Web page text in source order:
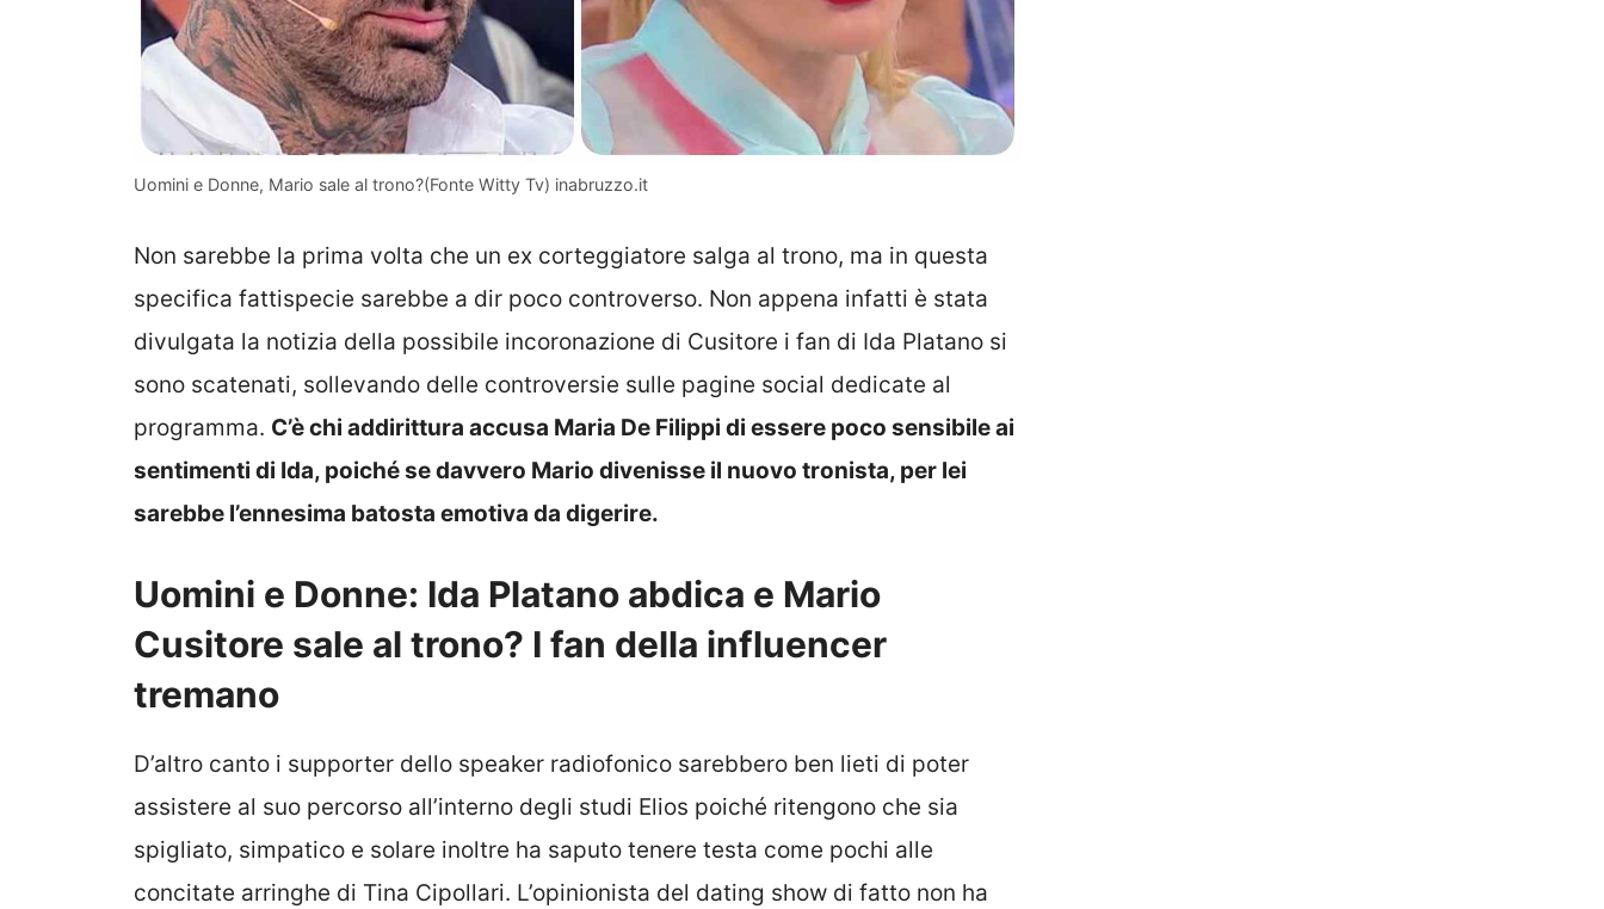
Uomini e Donne, Mario sale al trono?(Fonte Witty Tv) inabruzzo.it
Non sarebbe la prima volta che un ex corteggiatore salga al trono, ma in questa
specifica fattispecie sarebbe a dir poco controverso. Non appena infatti è stata
divulgata la notizia della possibile incoronazione di Cusitore i fan di Ida Platano si
sono scatenati, sollevando delle controversie sulle pagine social dedicate al
programma. C’è chi addirittura accusa Maria De Filippi di essere poco sensibile ai
sentimenti di Ida, poiché se davvero Mario divenisse il nuovo tronista, per lei
sarebbe l’ennesima batosta emotiva da digerire.
Uomini e Donne: Ida Platano abdica e Mario
Cusitore sale al trono? I fan della influencer
tremano
D’altro canto i supporter dello speaker radiofonico sarebbero ben lieti di poter
assistere al suo percorso all’interno degli studi Elios poiché ritengono che sia
spigliato, simpatico e solare inoltre ha saputo tenere testa come pochi alle
concitate arringhe di Tina Cipollari. L’opinionista del dating show di fatto non ha